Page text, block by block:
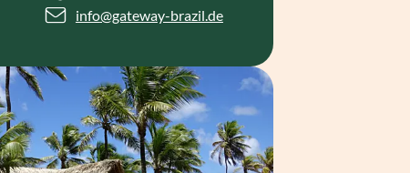
info@gateway-brazil.de